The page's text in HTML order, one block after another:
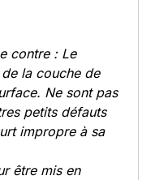
contre : Le
la couche de
Ne sont pas
petits défauts
impropre à sa
être mis en